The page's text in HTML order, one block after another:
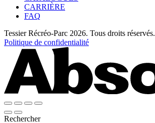
CARRIÈRE
FAQ
Tessier Récréo-Parc 2026. Tous droits réservés.
Politique de confidentialité
Rechercher